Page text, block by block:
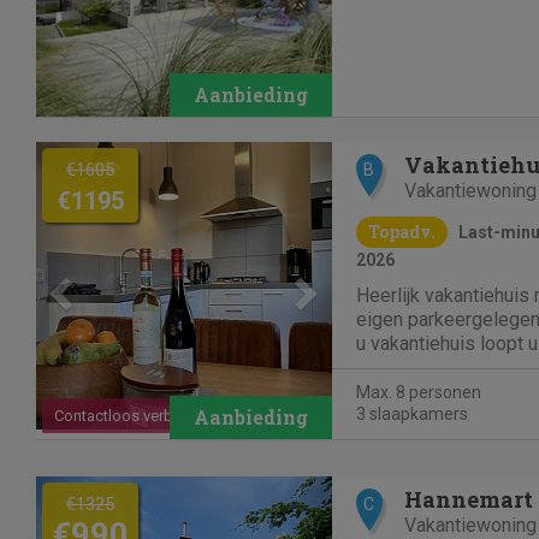
Previous Next
Contactloos verblijf
€1605
€1195
B
Vakantiewoning
Topadv.
Last-
2026
Heerlijk vakantiehuis
eigen
u vakantiehuis loopt
kilometers lange
alle gemakken
Max. 8 personen
3 slaapkamers
Previous Next
€1325 C Hannemart
Vakantiewoning